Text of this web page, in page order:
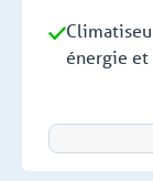
énergie